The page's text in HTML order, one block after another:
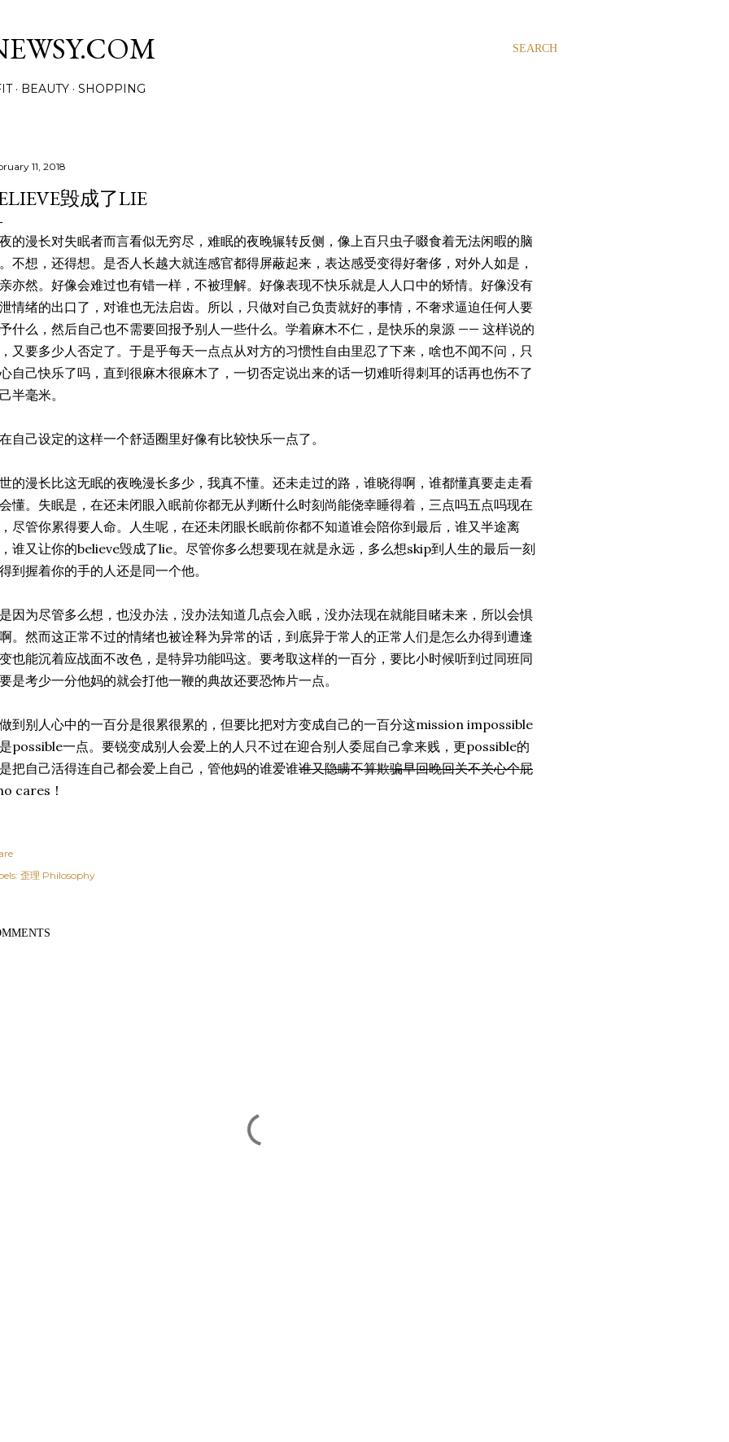
SEARCH
BEAUTY SHOPPING
11, 2018
毁成了LIE
的漫长对失眠者而言看似无穷尽，难眠的夜晚辗转反侧，像上百只虫子啜食着无法闲暇的脑
不想，还得想。是否人长越大就连感官都得屏蔽起来，表达感受变得好奢侈，对外人如是，
亦然。好像会难过也有错一样，不被理解。好像表现不快乐就是人人口中的矫情。好像没有
情绪的出口了，对谁也无法启齿。所以，只做对自己负责就好的事情，不奢求逼迫任何人要
什么，然后自己也不需要回报予别人一些什么。学着麻木不仁，是快乐的泉源 —— 这样说的
又要多少人否定了。于是乎每天一点点从对方的习惯性自由里忍了下来，啥也不闻不问，只
自己快乐了吗，直到很麻木很麻木了，一切否定说出来的话一切难听得刺耳的话再也伤不了
半毫米。
自己设定的这样一个舒适圈里好像有比较快乐一点了。
的漫长比这无眠的夜晚漫长多少，我真不懂。还未走过的路，谁晓得啊，谁都懂真要走走看
懂。失眠是，在还未闭眼入眠前你都无从判断什么时刻尚能侥幸睡得着，三点吗五点吗现在
尽管你累得要人命。人生呢，在还未闭眼长眠前你都不知道谁会陪你到最后，谁又半途离
谁又让你的believe毁成了lie。尽管你多么想要现在就是永远，多么想skip到人生的最后一刻
到握着你的手的人还是同一个他。
因为尽管多么想，也没办法，没办法知道几点会入眠，没办法现在就能目睹未来，所以会惧
。然而这正常不过的情绪也被诠释为异常的话，到底异于常人的正常人们是怎么办得到遭逢
也能沉着应战面不改色，是特异功能吗这。要考取这样的一百分，要比小时候听到过同班同
是考少一分他妈的就会打他一鞭的典故还要恐怖片一点。
到别人心中的一百分是很累很累的，但要比把对方变成自己的一百分这mission impossible
possible一点。要锐变成别人会爱上的人只不过在迎合别人委屈自己拿来贱，更possible的
把自己活得连自己都会爱上自己，管他妈的谁爱谁谁又隐瞒不算欺骗早回晚回关不关心个屁
cares！
歪理 Philosophy